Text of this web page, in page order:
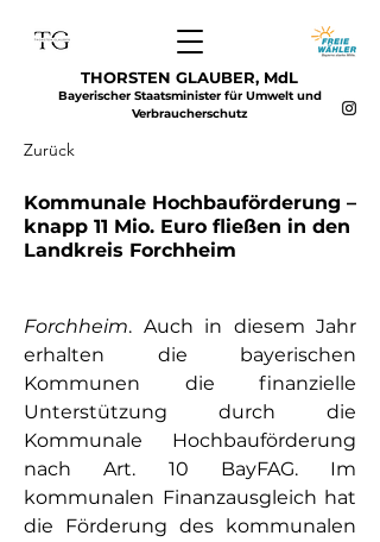
THORSTEN GLAUBER, MdL
Bayerischer Staatsminister für Umwelt und
Verbraucherschutz
Zurück
Kommunale Hochbauförderung –
knapp 11 Mio. Euro fließen in den
Landkreis Forchheim
Forchheim. Auch in diesem Jahr
erhalten die bayerischen
Kommunen die finanzielle
Unterstützung durch die
Kommunale Hochbauförderung
nach Art. 10 BayFAG. Im
kommunalen Finanzausgleich hat
die Förderung des kommunalen